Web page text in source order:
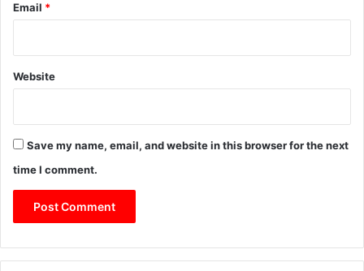
Email *
Website
Save my name, email, and website in this browser for the next
time I comment.